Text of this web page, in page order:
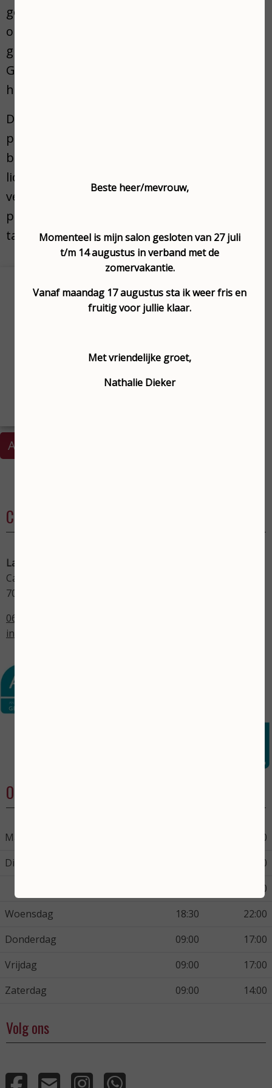
gezichtsbehandelingen geheel afstemmen
op uw huid. Kom eens bij ons langs voor een
gratis huidanalyse of een intakegesprek.
Gunt u uzelf ook een gezonde en stralende
huid?
DNaast dat u bij ons terecht kunt voor deze
professionele gezichtsbehandelingen,
bieden wij u verschillende
lichaamsbehandelingen of andere
verzorgingsbehandelingen zoals
permanente make-up of het bleken van uw
tanden.
Afspraak maken
Contact
La Vita Skincare
Catharinastraat 29
7001 BZ Doetinchem
06-17435577
info@lavitaskincare.nl
Openingstijden
Maandag
14:00
Dinsdag
14:00
22:00
Woensdag
18:30
22:00
Donderdag
09:00
17:00
Vrijdag
09:00
17:00
Zaterdag
09:00 14:00
Volg ons
Beste heer/mevrouw,
Momenteel is mijn salon gesloten van 27 juli
t/m 14 augustus in verband met de
zomervakantie.
Vanaf maandag 17 augustus sta ik weer fris en
fruitig voor jullie klaar.
Met vriendelijke groet,
Nathalie Dieker